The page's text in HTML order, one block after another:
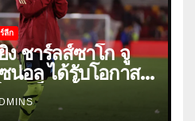
ลีก
ง ชาร์ลส์ซาโก จู
น่อล ได้รับโอกาส
ญ่เป็นครั้งแรก